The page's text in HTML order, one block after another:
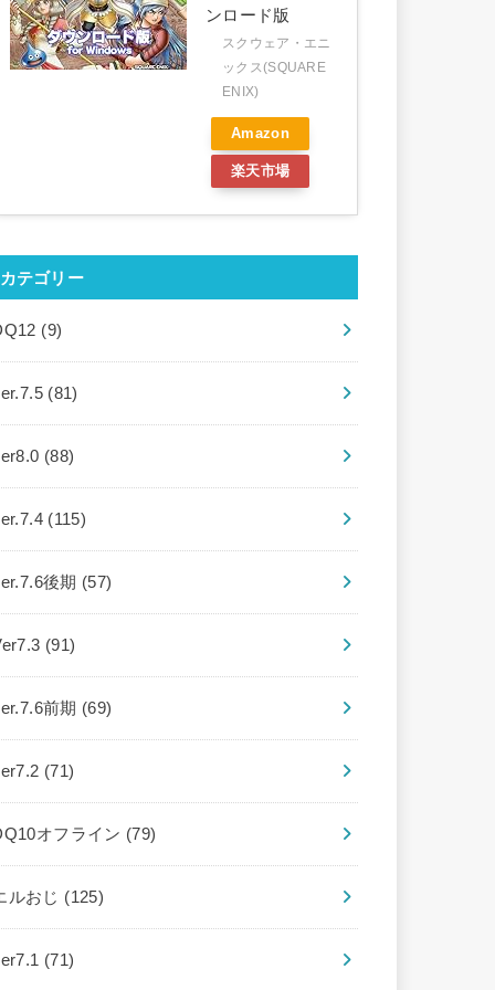
ンロード版
スクウェア・エニ
ックス(SQUARE
ENIX)
Amazon
楽天市場
カテゴリー
(9)
(81)
(88)
(115)
後期 (57)
(91)
前期 (69)
(71)
オフライン (79)
ルおじ (125)
(71)